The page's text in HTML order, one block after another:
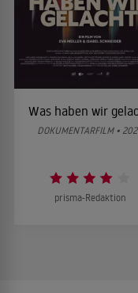
Was haben wir
DOKUMENTARFILM •
prisma-Redaktion